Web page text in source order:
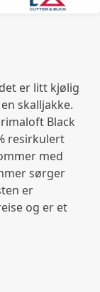
er litt kjølig
skalljakke.
Black
resirkulert
med
sørger
er
og er et